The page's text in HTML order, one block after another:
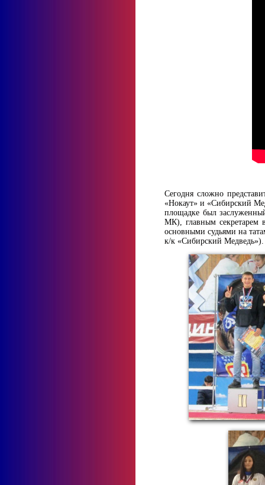
Сегодня сложно
«Нокаут» и «Сибирский
площадке был
МК), главным секретарем
основными судьями на
к/к «Сибирский Медведь»).